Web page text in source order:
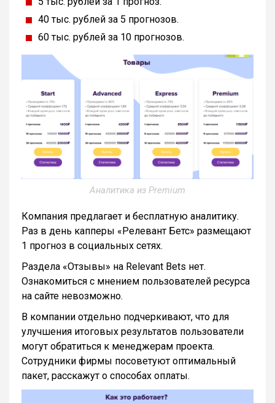
40 тыс. рублей за 5 прогнозов.
60 тыс. рублей за 10 прогнозов.
Аналитика из Premium
Компания предлагает и бесплатную аналитику.
Раз в день капперы «Релевант Бетс» размещают
1 прогноз в социальных сетях.
Раздела «Отзывы» на Relevant Bets нет.
Ознакомиться с мнением пользователей ресурса
на сайте невозможно.
В компании отдельно подчеркивают, что для
улучшения итоговых результатов пользователи
могут обратиться к менеджерам проекта.
Сотрудники фирмы посоветуют оптимальный
пакет, расскажут о способах оплаты.